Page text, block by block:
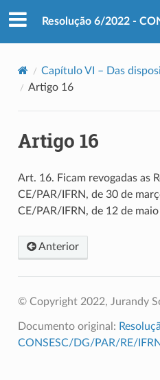
Resolução 6/2022 -
Capítulo VI – Das
Artigo 16
Artigo 16
Art. 16. Ficam revogadas as
CE/PAR/IFRN, de 30 de
CE/PAR/IFRN, de 12 de
Anterior
© Copyright 2022, Jurandy
Documento original:
CONSESC/DG/PAR/RE/IFRN